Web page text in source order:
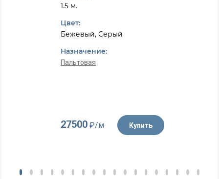
1.5 м.
Цвет:
Бежевый, Серый
Назначение:
Пальтовая
27500₽/м Купить